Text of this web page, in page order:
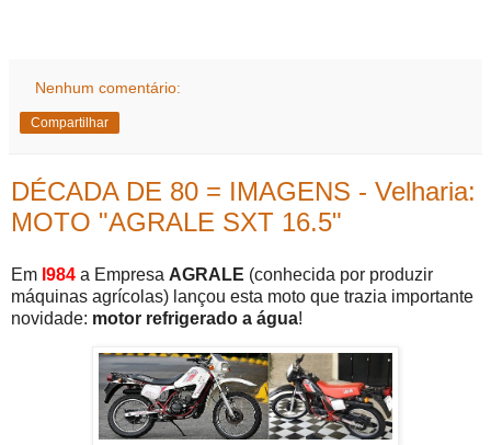
Nenhum comentário:
Compartilhar
DÉCADA DE 80 = IMAGENS - Velharia:
MOTO "AGRALE SXT 16.5"
Em l984 a Empresa AGRALE (conhecida por produzir
máquinas agrícolas) lançou esta moto que trazia importante
novidade: motor refrigerado a água!